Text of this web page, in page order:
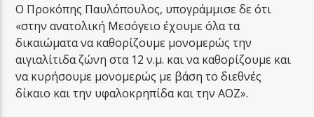
Ο Προκόπης Παυλόπουλος, υπογράμμισε δε ότι
«στην ανατολική Μεσόγειο έχουμε όλα τα
δικαιώματα να καθορίζουμε μονομερώς την
αιγιαλίτιδα ζώνη στα 12 ν.μ. και να καθορίζουμε και
να κυρήσουμε μονομερώς με βάση το διεθνές
δίκαιο και την υφαλοκρηπίδα και την ΑΟΖ».